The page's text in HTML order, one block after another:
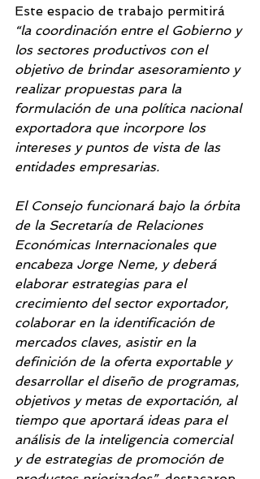
Este espacio de trabajo permitirá
“la coordinación entre el Gobierno y
los sectores productivos con el
objetivo de brindar asesoramiento y
realizar propuestas para la
formulación de una política nacional
exportadora que incorpore los
intereses y puntos de vista de las
entidades empresarias.
El Consejo funcionará bajo la órbita
de la Secretaría de Relaciones
Económicas Internacionales que
encabeza Jorge Neme, y deberá
elaborar estrategias para el
crecimiento del sector exportador,
colaborar en la identificación de
mercados claves, asistir en la
definición de la oferta exportable y
desarrollar el diseño de programas,
objetivos y metas de exportación, al
tiempo que aportará ideas para el
análisis de la inteligencia comercial
y de estrategias de promoción de